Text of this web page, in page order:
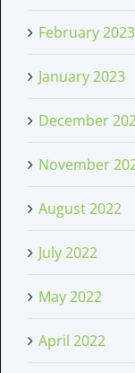
February 2023
January 2023
December
November
August 2022
July 2022
May 2022
April 2022